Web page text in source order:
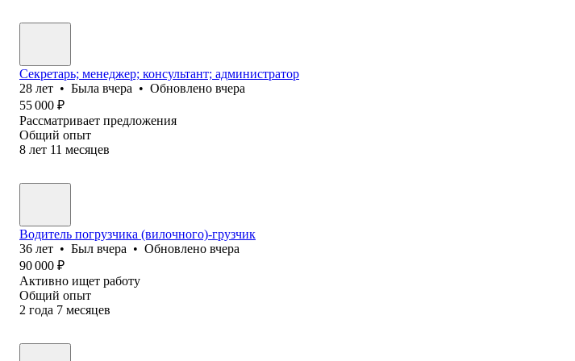
Секретарь; менеджер; консультант; администратор
28 лет • Была вчера • Обновлено вчера
55 000 ₽
Рассматривает предложения
Общий опыт
8 лет 11 месяцев
Водитель погрузчика (вилочного)-грузчик
36 лет • Был вчера • Обновлено вчера
90 000 ₽
Активно ищет работу
Общий опыт
2 года 7 месяцев